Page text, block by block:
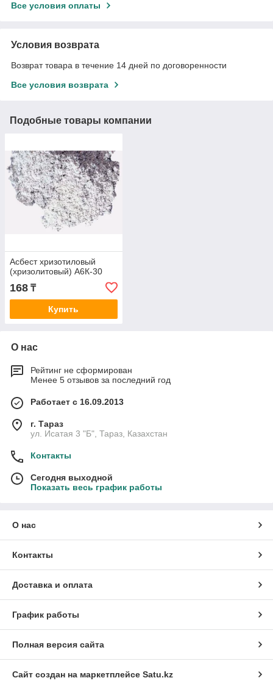
Все условия оплаты
Условия возврата
Возврат товара в течение 14 дней по договоренности
Все условия возврата
Подобные товары компании
Асбест хризотиловый
(хризолитовый) А6К-30
168 ₸
Купить
О нас
Рейтинг не сформирован
Менее 5 отзывов за последний год
Работает с 16.09.2013
г. Тараз
ул. Исатая 3 "Б", Тараз, Казахстан
Контакты
Сегодня выходной
Показать весь график работы
О нас
Контакты
Доставка и оплата
График работы
Полная версия сайта
Сайт создан на маркетплейсе Satu.kz